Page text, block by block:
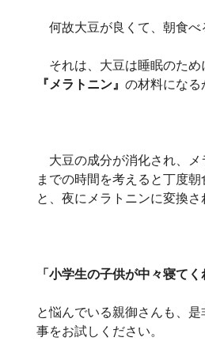
何故大豆が良くて、朝食べ
それは、大豆は睡眠のため
『メラトニン』 の材料になる
大豆の成分が消化され、メ
までの時間を考えると丁度朝
と、夜にメラトニンに変換さ
「小学生の子供が中々寝てく
と悩んでいる親御さんも、
事をお試しください。